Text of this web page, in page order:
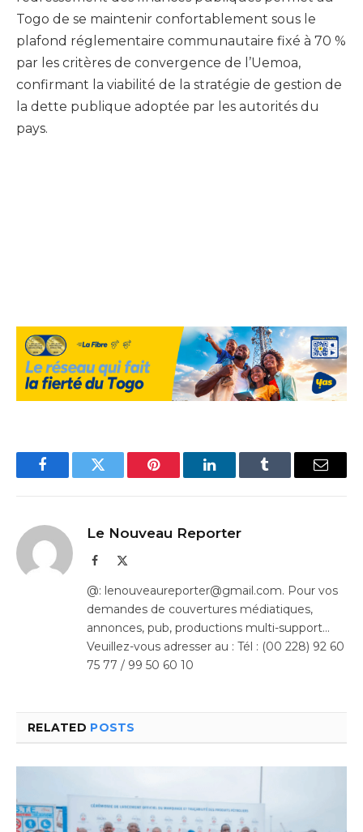
Togo de se maintenir confortablement sous le
plafond réglementaire communautaire fixé à 70 %
par les critères de convergence de l’Uemoa,
confirmant la viabilité de la stratégie de gestion de
la dette publique adoptée par les autorités du
pays.
FacebookTwitter Pinterest LinkedInTumblr Email
Le Nouveau Reporter
Facebook
@: lenouveaureporter@gmail.com. Pour vos
demandes de couvertures médiatiques,
annonces, pub, productions multi-support…
Veuillez-vous adresser au : Tél : (00 228) 92 60
75 77 / 99 50 60 10
RELATED POSTS